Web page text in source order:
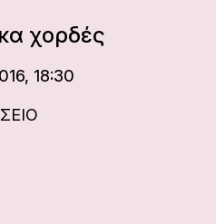
χορδές
18:30